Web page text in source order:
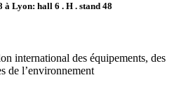
Lyon: hall 6 . H . stand 48
international des équipements, des
de l’environnement